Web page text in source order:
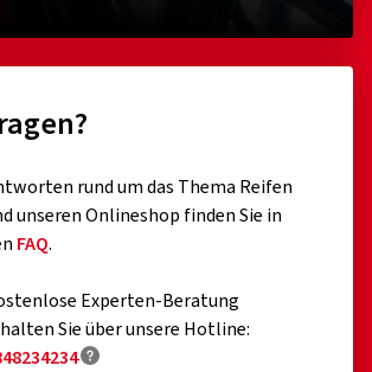
rund um das Thema Reifen
unseren Onlineshop finden Sie in
FAQ.
Experten-Beratung
Sie über unsere Hotline: